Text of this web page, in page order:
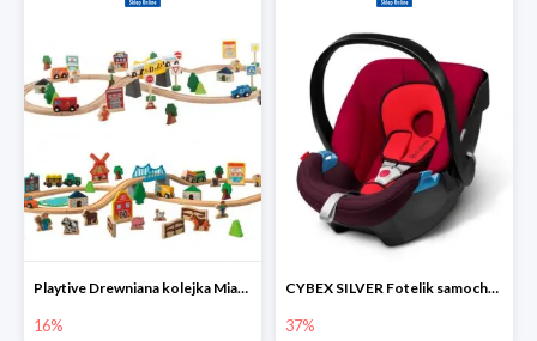
Playtive Drewniana kolejka Miasto lub Farma
16%
CYBEX SILVER Fotelik samochodowy
37%